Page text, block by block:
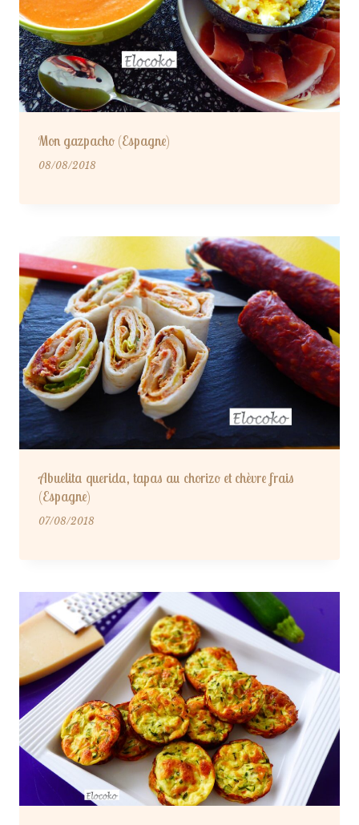
Mon gazpacho (Espagne)
08/08/2018
Abuelita querida, tapas au chorizo et chèvre frais
(Espagne)
07/08/2018